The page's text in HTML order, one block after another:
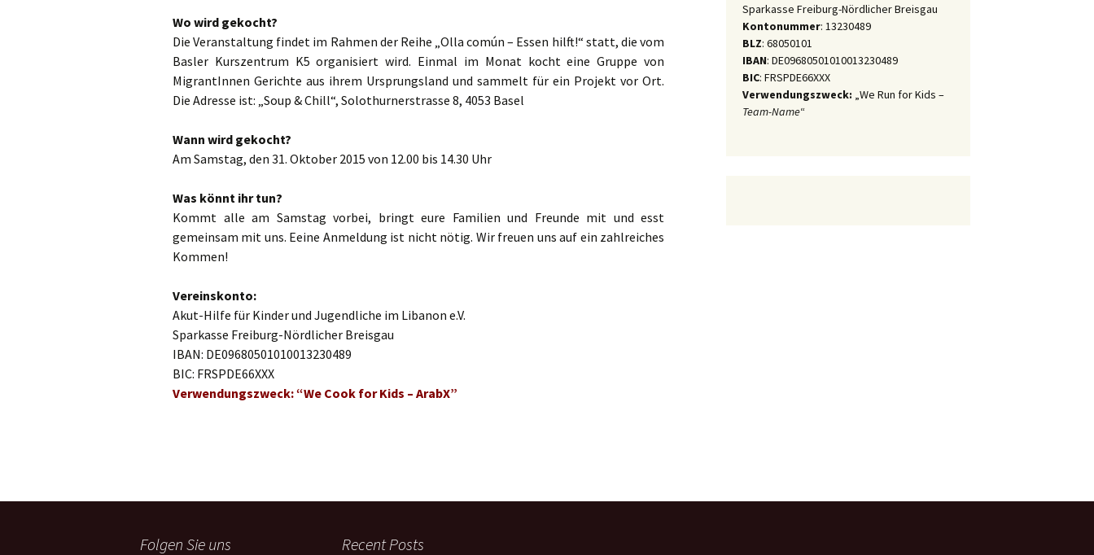
Wo wird gekocht?
Die Veranstaltung findet im Rahmen der Reihe „Olla común – Essen hilft!“ statt, die vom
Basler Kurszentrum K5 organisiert wird. Einmal im Monat kocht eine Gruppe von
MigrantInnen Gerichte aus ihrem Ursprungsland und sammelt für ein Projekt vor Ort.
Die Adresse ist: „Soup & Chill“, Solothurnerstrasse 8, 4053 Basel
Wann wird gekocht?
Am Samstag, den 31. Oktober 2015 von 12.00 bis 14.30 Uhr
Was könnt ihr tun?
Kommt alle am Samstag vorbei, bringt eure Familien und Freunde mit und esst
gemeinsam mit uns. Eeine Anmeldung ist nicht nötig. Wir freuen uns auf ein zahlreiches
Kommen!
Vereinskonto:
Akut-Hilfe für Kinder und Jugendliche im Libanon e.V.
Sparkasse Freiburg-Nördlicher Breisgau
IBAN: DE09680501010013230489
BIC: FRSPDE66XXX
Verwendungszweck: “We Cook for Kids – ArabX”
Sparkasse Freiburg-Nördlicher Breisgau
Kontonummer: 13230489
BLZ: 68050101
IBAN: DE09680501010013230489
BIC: FRSPDE66XXX
Verwendungszweck: „We Run for Kids –
Team-Name“
Folgen Sie uns Recent Posts